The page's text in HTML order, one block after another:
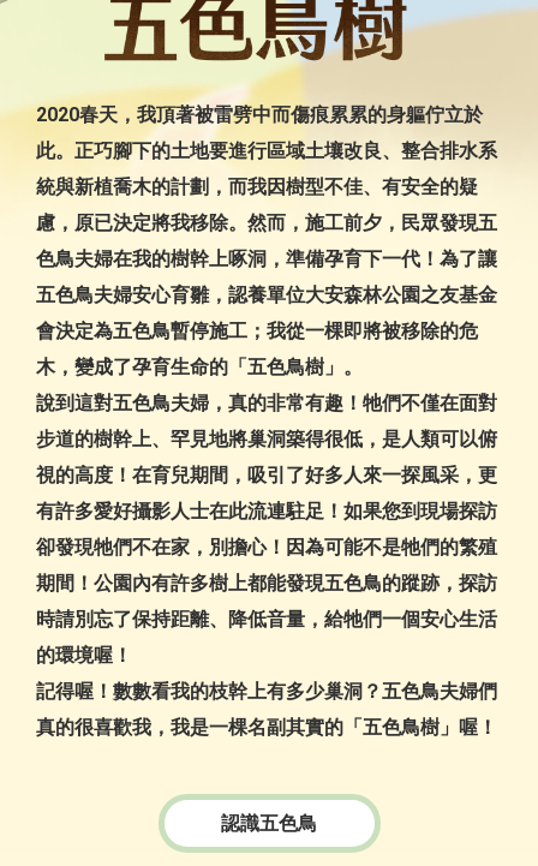
2020春天，我頂著被雷劈中而傷痕累累的身軀佇立於
此。正巧腳下的土地要進行區域土壤改良、整合排水系
統與新植喬木的計劃，而我因樹型不佳、有安全的疑
慮，原已決定將我移除。然而，施工前夕，民眾發現五
色鳥夫婦在我的樹幹上啄洞，準備孕育下一代！為了讓
五色鳥夫婦安心育雛，認養單位大安森林公園之友基金
會決定為五色鳥暫停施工；我從一棵即將被移除的危
木，變成了孕育生命的「五色鳥樹」。
說到這對五色鳥夫婦，真的非常有趣！牠們不僅在面對
步道的樹幹上、罕見地將巢洞築得很低，是人類可以俯
視的高度！在育兒期間，吸引了好多人來一探風采，更
有許多愛好攝影人士在此流連駐足！如果您到現場探訪
卻發現牠們不在家，別擔心！因為可能不是牠們的繁殖
期間！公園內有許多樹上都能發現五色鳥的蹤跡，探訪
時請別忘了保持距離、降低音量，給牠們一個安心生活
的環境喔！
記得喔！數數看我的枝幹上有多少巢洞？五色鳥夫婦們
真的很喜歡我，我是一棵名副其實的「五色鳥樹」喔！
認識五色鳥